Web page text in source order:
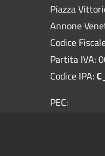
Piazza
Annone
Codice
Partita IVA:
Codice IPA:
PEC: